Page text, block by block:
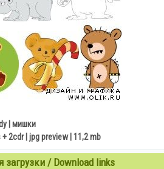
| мишки
2cdr | jpg preview | 11,2 mb
/ Download links